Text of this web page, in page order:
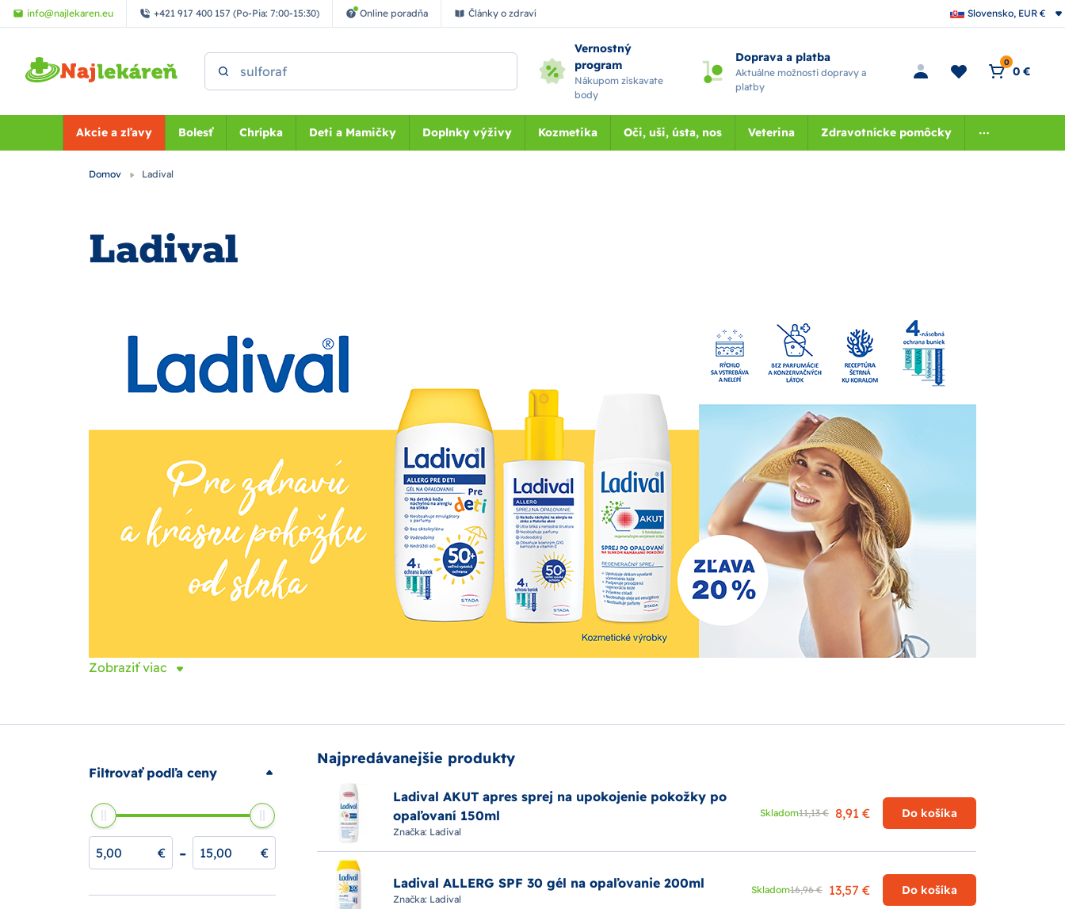
Preskočiť na hlavný obsah
info@najlekaren.eu +421 917 400 157 (Po-Pia: 7:00-15:30) Online poradňa Články o zdraví Slovensko, EUR €
Vernostný
program
Nákupom získavate
body
Doprava a platba
Aktuálne možnosti dopravy a
platby
0
0 €
Akcie a zľavy Bolesť Chrípka Deti a Mamičky Doplnky výživy Kozmetika Oči, uši, ústa, nos Veterina Zdravotnícke pomôcky
Domov Ladival
Ladival
Zobraziť viac
Filtrovať podľa ceny
€ - €
Najpredávanejšie produkty
Ladival AKUT apres sprej na upokojenie pokožky po
opaľovaní 150ml
Značka: Ladival
Skladom11,13 € 8,91 € Do košíka
Ladival ALLERG SPF 30 gél na opaľovanie 200ml
Značka: Ladival
Skladom16,96 € 13,57 € Do košíka